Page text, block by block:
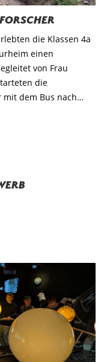
die Klassen 4a
einen
von Frau
die
mit dem Bus nach…